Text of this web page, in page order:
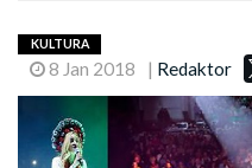
KULTURA
8 Jan 2018 | Redaktor